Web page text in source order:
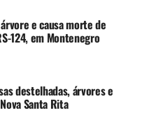
e causa morte de
124, em Montenegro
destelhadas, árvores e
Santa Rita